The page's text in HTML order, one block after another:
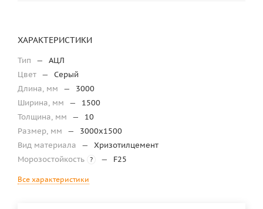
ХАРАКТЕРИСТИКИ
Тип —
АЦЛ
Цвет —
Серый
Длина, мм
—
3000
Ширина, мм
—
1500
Толщина, мм
—
10
Размер, мм
—
3000х1500
Вид материала
—
Хризотилцемент
Морозостойкость
? — F25
Все характеристики